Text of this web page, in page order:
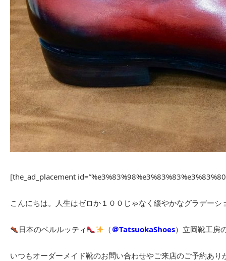
[the_ad_placement
こんにちは。人生はゼロか１００じゃなく緩やかなグラデーシ
日本のベルルッティ （ ＠TatsuokaShoes）立岡靴工房
いつもオーダーメイド靴のお問い合わせやご来店のご予約あり